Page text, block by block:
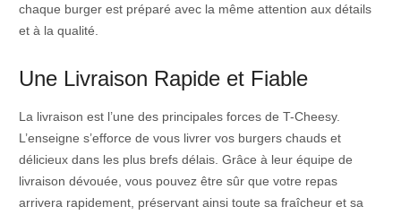
chaque burger est préparé avec la même attention aux détails
et à la qualité.
Une Livraison Rapide et Fiable
La livraison est l’une des principales forces de T-Cheesy.
L’enseigne s’efforce de vous livrer vos burgers chauds et
délicieux dans les plus brefs délais. Grâce à leur équipe de
livraison dévouée, vous pouvez être sûr que votre repas
arrivera rapidement, préservant ainsi toute sa fraîcheur et sa